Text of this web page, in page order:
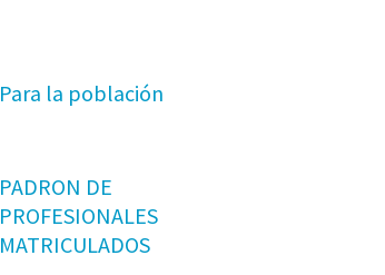
Para la población
PADRON DE
PROFESIONALES
MATRICULADOS